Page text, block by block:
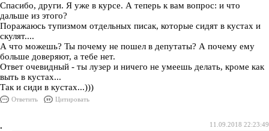
Спасибо, други. Я уже в курсе. А теперь к вам вопрос: и что
дальше из этого?
Поражаюсь тупизмом отдельных писак, которые сидят в кустах и
скулят....
А что можешь? Ты почему не пошел в депутаты? А почему ему
больше доверяют, а тебе нет.
Ответ очевидный - ты лузер и ничего не умеешь делать, кроме как
выть в кустах...
Так и сиди в кустах...)))
Ответить Цитировать
11.09.2018 22:23:49
.